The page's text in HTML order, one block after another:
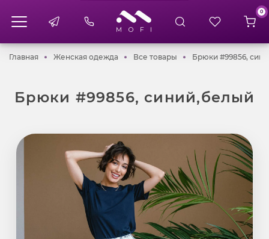
0
ГлавнаяГлавнаяЖенская одежда Женская одежда
Все товары Все товары
Брюки #99856,
Брюки #99856, синий,белый